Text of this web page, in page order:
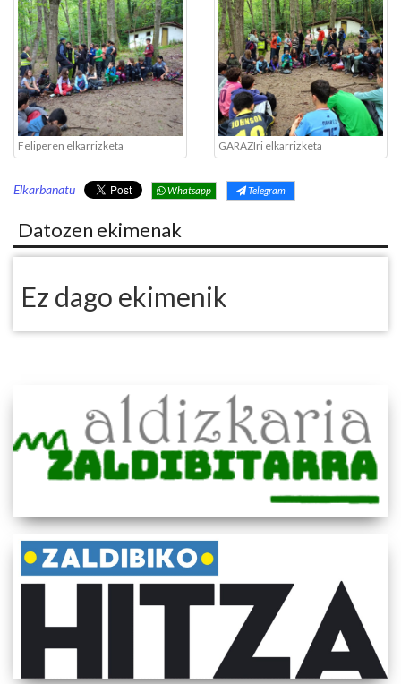
Feliperen elkarrizketa GARAZIri elkarrizketa
Elkarbanatu Whatsapp Telegram
Datozen ekimenak
Ez dago ekimenik